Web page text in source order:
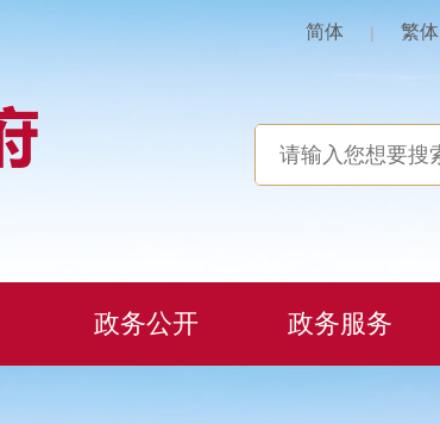
简体 | 繁体
政务公开 政务服务